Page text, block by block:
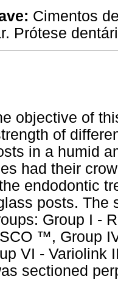
Cimentos
Prótese
objective of
of
in a humid
had their
endodontic
posts. The
Group I -
™, Group
VI -
sectioned